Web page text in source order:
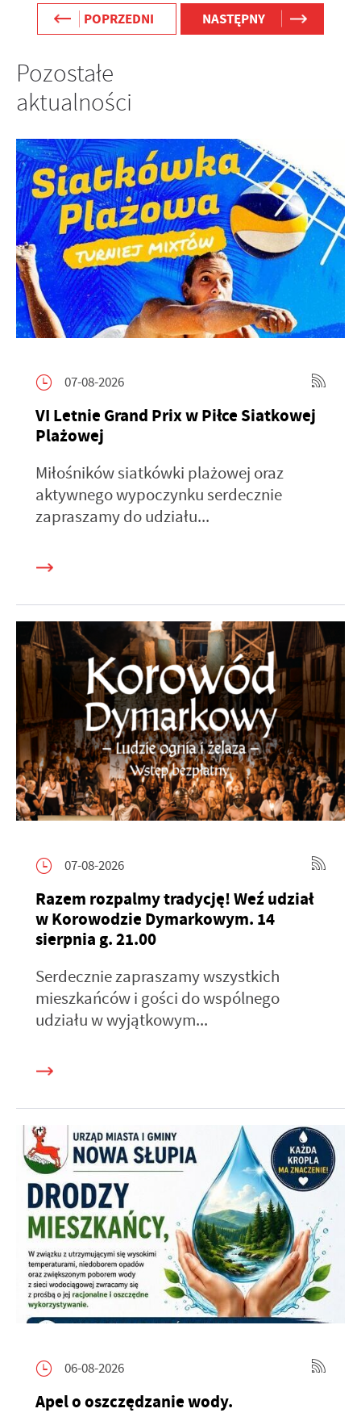
POPRZEDNI NASTĘPNY
Pozostałe
aktualności
07-08-2026
VI Letnie Grand Prix w Piłce Siatkowej
Plażowej
Miłośników siatkówki plażowej oraz
aktywnego wypoczynku serdecznie
zapraszamy do udziału...
07-08-2026
Razem rozpalmy tradycję! Weź udział
w Korowodzie Dymarkowym. 14
sierpnia g. 21.00
Serdecznie zapraszamy wszystkich
mieszkańców i gości do wspólnego
udziału w wyjątkowym...
06-08-2026
Apel o oszczędzanie wody.